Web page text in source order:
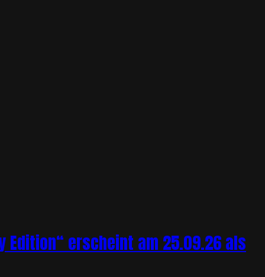
Edition“ erscheint am 25.09.26 als